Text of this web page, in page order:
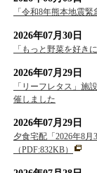
「令和8年熊本地震
2026年07月30日
「もっと野菜を好き
2026年07月29日
「リーフレタス」施
催しました
2026年07月29日
夕食宅配「2026年8
（PDF:832KB）